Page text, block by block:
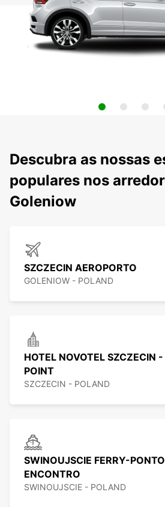
Descubra as nossas
populares nos
Goleniow
SZCZECIN AEROPORTO
GOLENIOW - POLAND
HOTEL NOVOTEL SZCZECIN
POINT
SZCZECIN - POLAND
SWINOUJSCIE FERRY-
ENCONTRO
SWINOUJSCIE - POLAND